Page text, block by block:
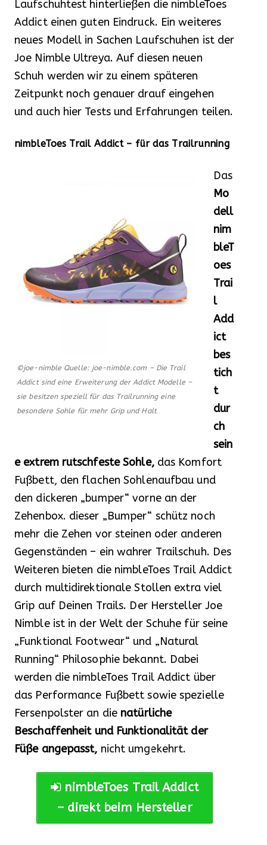
Laufschuhtest hinterließen die nimbleToes
Addict einen guten Eindruck. Ein weiteres
neues Modell in Sachen Laufschuhen ist der
Joe Nimble Ultreya. Auf diesen neuen
Schuh werden wir zu einem späteren
Zeitpunkt noch genauer drauf eingehen
und auch hier Tests und Erfahrungen teilen.
nimbleToes Trail Addict – für das Trailrunning
©joe-nimble Quelle: joe-nimble.com – Die Trail
Addict sind eine Erweiterung der Addict Modelle –
sie besitzen speziell für das Trailrunning eine
besondere Sohle für mehr Grip und Halt
Das
Mo
dell
nim
bleT
oes
Trai
l
Add
ict
bes
tich
t
dur
ch
sein
e extrem rutschfeste Sohle, das Komfort
Fußbett, den flachen Sohlenaufbau und
den dickeren „bumper“ vorne an der
Zehenbox. dieser „Bumper“ schütz noch
mehr die Zehen vor steinen oder anderen
Gegenständen – ein wahrer Trailschuh. Des
Weiteren bieten die nimbleToes Trail Addict
durch multidirektionale Stollen extra viel
Grip auf Deinen Trails. Der Hersteller Joe
Nimble ist in der Welt der Schuhe für seine
„Funktional Footwear“ und „Natural
Running“ Philosophie bekannt. Dabei
werden die nimbleToes Trail Addict über
das Performance Fußbett sowie spezielle
Fersenpolster an die natürliche
Beschaffenheit und Funktionalität der
Füße angepasst, nicht umgekehrt.
nimbleToes Trail Addict
– direkt beim Hersteller